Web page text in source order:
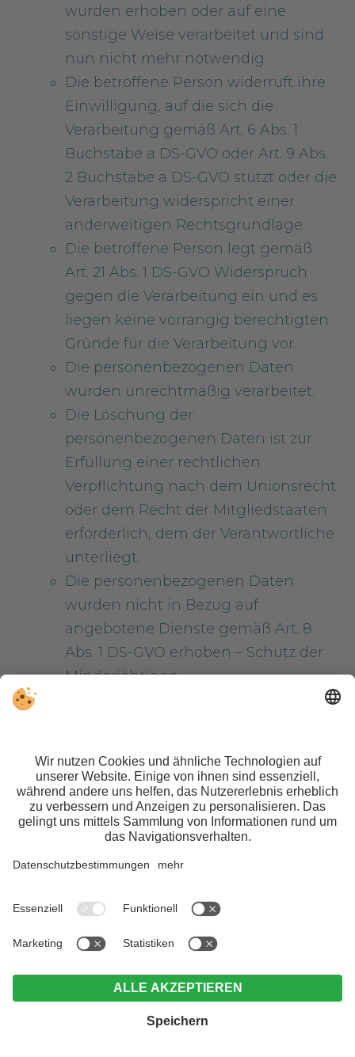
wurden erhoben oder auf eine
sonstige Weise verarbeitet und sind
nun nicht mehr notwendig.
Die betroffene Person widerruft ihre
Einwilligung, auf die sich die
Verarbeitung gemäß Art. 6 Abs. 1
Buchstabe a DS-GVO oder Art. 9 Abs.
2 Buchstabe a DS-GVO stützt oder die
Verarbeitung widerspricht einer
anderweitigen Rechtsgrundlage.
Die betroffene Person legt gemäß
Art. 21 Abs. 1 DS-GVO Widerspruch
gegen die Verarbeitung ein und es
liegen keine vorrangig berechtigten
Gründe für die Verarbeitung vor.
Die personenbezogenen Daten
wurden unrechtmäßig verarbeitet.
Die Löschung der
personenbezogenen Daten ist zur
Erfüllung einer rechtlichen
Verpflichtung nach dem Unionsrecht
oder dem Recht der Mitgliedstaaten
erforderlich, dem der Verantwortliche
unterliegt.
Die personenbezogenen Daten
wurden nicht in Bezug auf
angebotene Dienste gemäß Art. 8
Abs. 1 DS-GVO erhoben – Schutz der
Minderjährigen.
personenbezogener Daten betroffene
Person hat das Recht, von dem
Verantwortlichen die Einschränkung
der Verarbeitung zu verlangen, wenn
eine der folgenden Voraussetzungen
Die Richtigkeit der
personenbezogenen Daten wird von
Die Einschränkung gilt für eine
ermöglicht, die Richtigkeit der